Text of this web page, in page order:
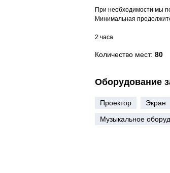
При необходимости мы
Минимальная
2 часа
Количество мест: 80
Оборудование
Проектор Экран
Музыкальное